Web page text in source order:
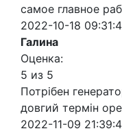
самое главное
2022-10-18
Галина
Оценка:
5 из 5
Потрібен
довгий термін
2022-11-09